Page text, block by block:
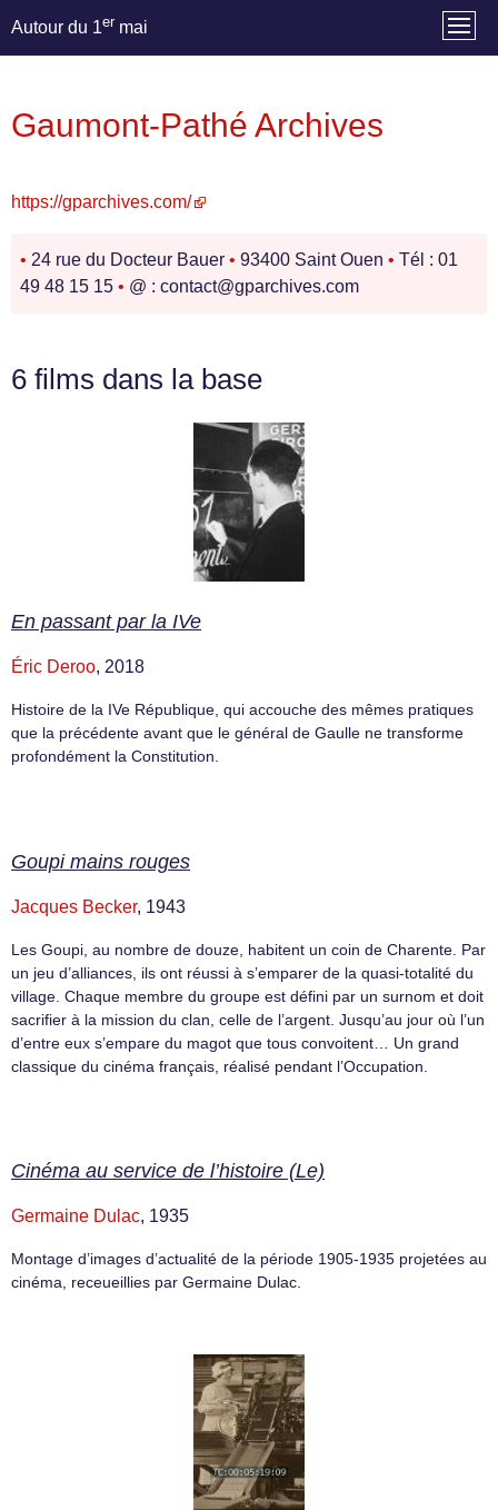
Autour du 1er mai
Gaumont-Pathé Archives
https://gparchives.com/
• 24 rue du Docteur Bauer • 93400 Saint Ouen • Tél : 01
49 48 15 15 • @ : contact@gparchives.com
6 films dans la base
En passant par la IVe
Éric Deroo, 2018
Histoire de la IVe République, qui accouche des mêmes pratiques
que la précédente avant que le général de Gaulle ne transforme
profondément la Constitution.
Goupi mains rouges
Jacques Becker, 1943
Les Goupi, au nombre de douze, habitent un coin de Charente. Par
un jeu d’alliances, ils ont réussi à s’emparer de la quasi-totalité du
village. Chaque membre du groupe est défini par un surnom et doit
sacrifier à la mission du clan, celle de l’argent. Jusqu’au jour où l’un
d’entre eux s’empare du magot que tous convoitent… Un grand
classique du cinéma français, réalisé pendant l’Occupation.
Cinéma au service de l’histoire (Le)
Germaine Dulac, 1935
Montage d’images d’actualité de la période 1905-1935 projetées au
cinéma, receueillies par Germaine Dulac.